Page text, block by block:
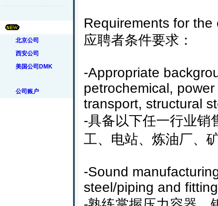
北京公司
西安公司
美国公司 DMK
公司账户
Requirements for the
应聘者条件要求：
-Appropriate
petrochemical,
transport, structural
-具备以下任一行业销
工、电站、炼油厂、
-Sound
steel/piping and